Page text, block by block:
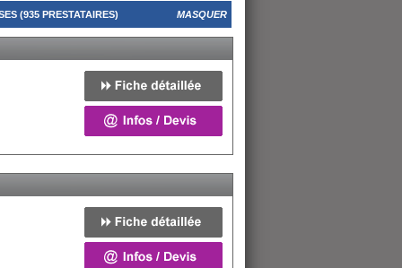
(935 PRESTATAIRES) MASQUER